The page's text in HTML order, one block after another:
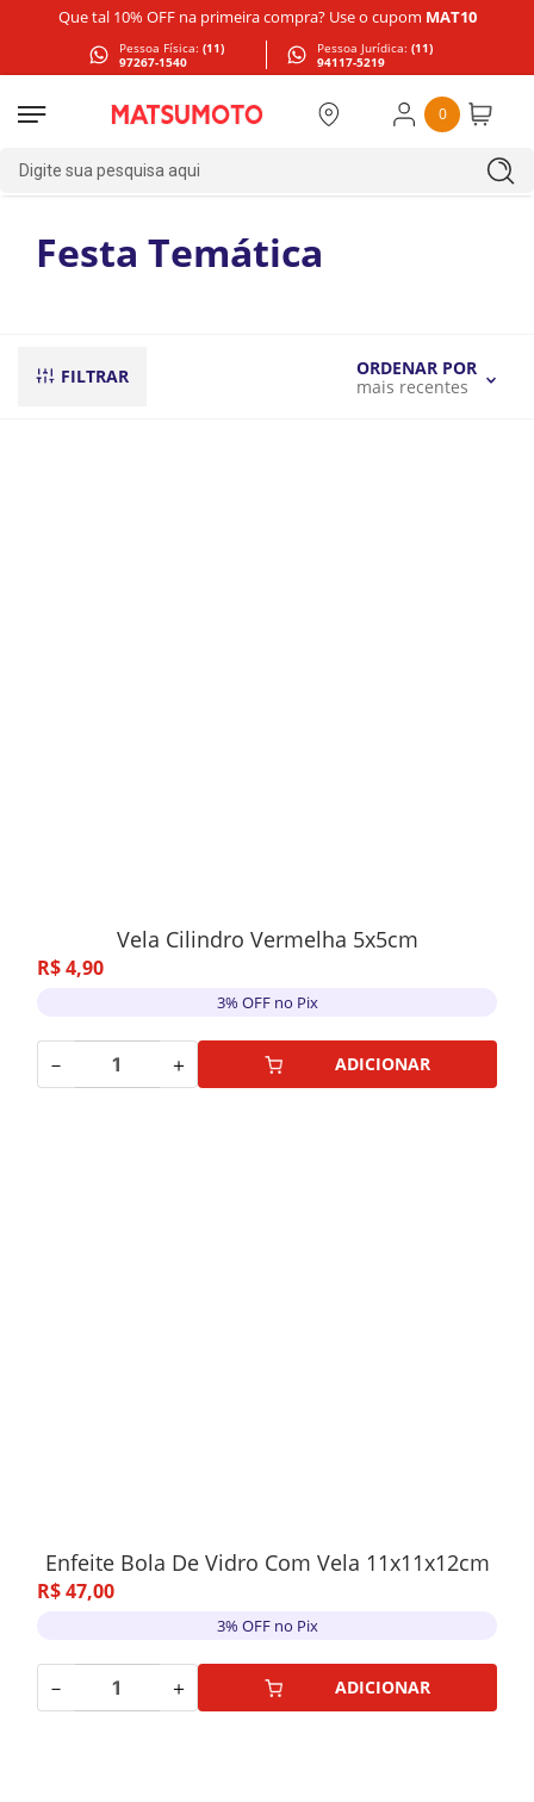
Que tal 10% OFF na primeira compra? Use o cupom MAT10
Pessoa Física: (11)
97267-1540
Pessoa Jurídica: (11)
94117-5219
0
Digite sua pesquisa aqui
Festa Temática
FILTRAR
ORDENAR POR
mais recentes
Vela Cilindro Vermelha 5x5cm
R$4,90
3% OFF no Pix
－ ＋ ADICIONAR
Enfeite Bola De Vidro Com Vela 11x11x12cm
R$47,00
3% OFF no Pix
－ ＋ ADICIONAR